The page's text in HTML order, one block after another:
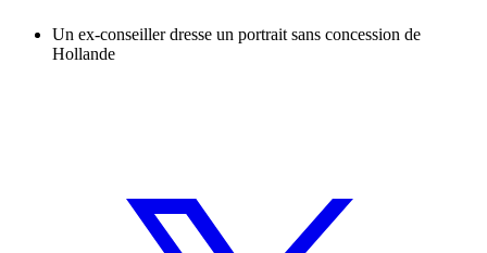
Un ex-conseiller dresse un portrait sans concession de
Hollande